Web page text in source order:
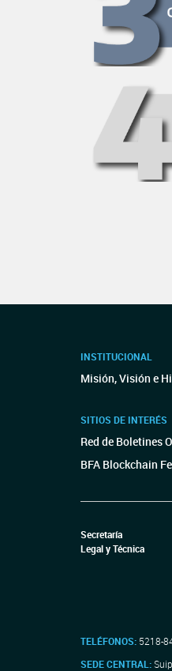
INSTITUCIONAL
Misión, Visión e
SITIOS DE INTERÉS
Red de Boletines
BFA Blockchain
Secretaría
Legal y Técnica
TELÉFONOS: 5218-
SEDE CENTRAL: